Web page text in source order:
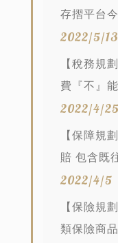
存摺平台
2022/5/13
【稅務規
費『不』
2022/4/25
【保障規
賠 包含既
2022/4/5
【保險規
類保險商品